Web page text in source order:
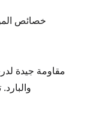
خصائص
مقاومة جيدة